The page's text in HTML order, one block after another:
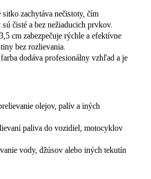
sitko zachytáva nečistoty, čím
čisté a bez nežiaducich prvkov.
cm zabezpečuje rýchle a efektívne
bez rozlievania.
dodáva profesionálny vzhľad a je
olejov, palív a iných
paliva do vozidiel, motocyklov
vody, džúsov alebo iných tekutín